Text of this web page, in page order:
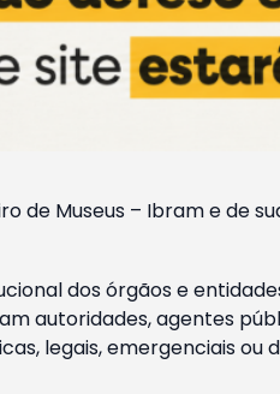
de Museus – Ibram e de
dos órgãos e
autoridades, agentes
legais, emergenciais ou